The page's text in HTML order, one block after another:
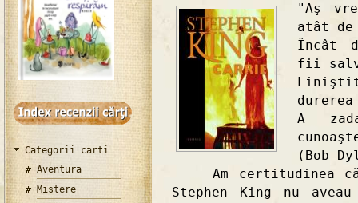
Categorii carti
Aventura
Mistere
"Aş
atât de
Încât
fii
A
(Bob
Am certitudinea
Stephen King nu